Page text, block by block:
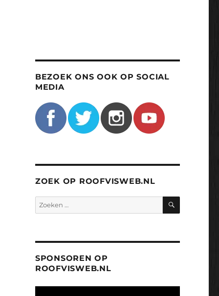
BEZOEK ONS OOK OP SOCIAL
MEDIA
ZOEK OP ROOFVISWEB.NL
Zoeken
naar:
ZOEKEN
SPONSOREN OP
ROOFVISWEB.NL